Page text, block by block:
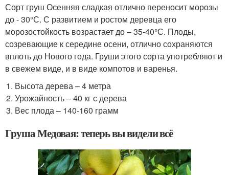
Сорт груш Осенняя сладкая отлично переносит морозы
до - 30°С. С развитием и ростом деревца его
морозостойкость возрастает до – 35-40°С. Плоды,
созревающие к середине осени, отлично сохраняются
вплоть до Нового года. Груши этого сорта употребляют и
в свежем виде, и в виде компотов и варенья.
Высота дерева – 4 метра
Урожайность – 40 кг с дерева
Вес плода – 140-160 грамм
Груша Медовая: теперь вы видели всё